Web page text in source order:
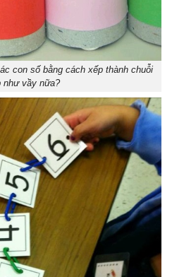
con số bằng cách xếp thành chuỗi
như vầy nữa?